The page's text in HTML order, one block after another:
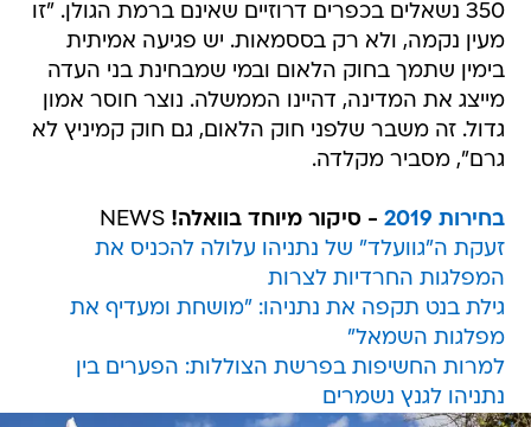
350 נשאלים בכפרים דרוזיים שאינם ברמת הגולן. "זו
מעין נקמה, ולא רק בססמאות. יש פגיעה אמיתית
בימין שתמך בחוק הלאום ובמי שמבחינת בני העדה
מייצג את המדינה, דהיינו הממשלה. נוצר חוסר אמון
גדול. זה משבר שלפני חוק הלאום, גם חוק קמיניץ לא
גרם", מסביר מקלדה.
בחירות 2019 - סיקור מיוחד בוואלה! NEWS
זעקת ה"גוועלד" של נתניהו עלולה להכניס את
המפלגות החרדיות לצרות
גילת בנט תקפה את נתניהו: "מושחת ומעדיף את
מפלגות השמאל"
למרות החשיפות בפרשת הצוללות: הפערים בין
נתניהו לגנץ נשמרים